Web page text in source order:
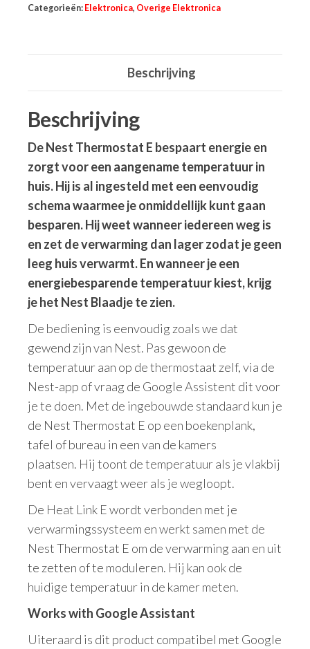
Categorieën: Elektronica, Overige Elektronica
Beschrijving
Beschrijving
De Nest Thermostat E bespaart energie en
zorgt voor een aangename temperatuur in
huis. Hij is al ingesteld met een eenvoudig
schema waarmee je onmiddellijk kunt gaan
besparen. Hij weet wanneer iedereen weg is
en zet de verwarming dan lager zodat je geen
leeg huis verwarmt. En wanneer je een
energiebesparende temperatuur kiest, krijg
je het Nest Blaadje te zien.
De bediening is eenvoudig zoals we dat
gewend zijn van Nest. Pas gewoon de
temperatuur aan op de thermostaat zelf, via de
Nest-app of vraag de Google Assistent dit voor
je te doen. Met de ingebouwde standaard kun je
de Nest Thermostat E op een boekenplank,
tafel of bureau in een van de kamers
plaatsen. Hij toont de temperatuur als je vlakbij
bent en vervaagt weer als je wegloopt.
De Heat Link E wordt verbonden met je
verwarmingssysteem en werkt samen met de
Nest Thermostat E om de verwarming aan en uit
te zetten of te moduleren. Hij kan ook de
huidige temperatuur in de kamer meten.
Works with Google Assistant
Uiteraard is dit product compatibel met Google